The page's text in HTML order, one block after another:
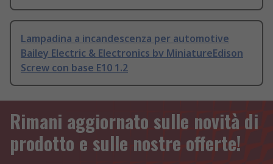
Lampadina a incandescenza per automotive
Bailey Electric & Electronics bv MiniatureEdison
Screw con base E10 1.2
Rimani aggiornato sulle novità di
prodotto e sulle nostre offerte!